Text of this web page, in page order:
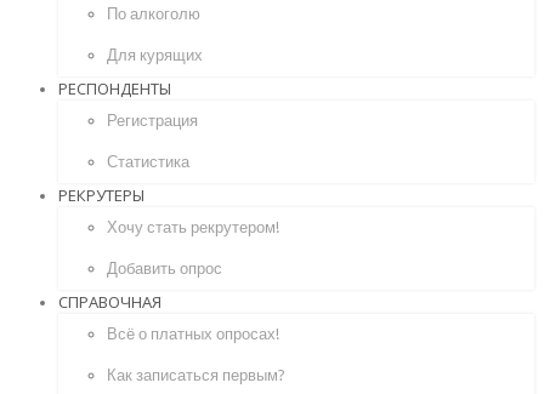
По алкоголю
Для курящих
РЕСПОНДЕНТЫ
Регистрация
Статистика
РЕКРУТЕРЫ
Хочу стать рекрутером!
Добавить опрос
СПРАВОЧНАЯ
Всё о платных опросах!
Как записаться первым?